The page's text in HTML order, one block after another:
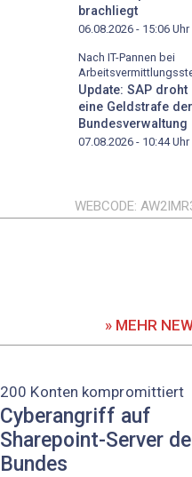
brachliegt
06.08.2026 - 15:06 Uhr
Nach IT-Pannen bei
Update: SAP droht
eine Geldstrafe der
Bundesverwaltung
07.08.2026 - 10:44Uhr
WEBCODE
» MEHR
200 Konten kompromittiert
Cyberangriff auf
Sharepoint-Server
Bundes